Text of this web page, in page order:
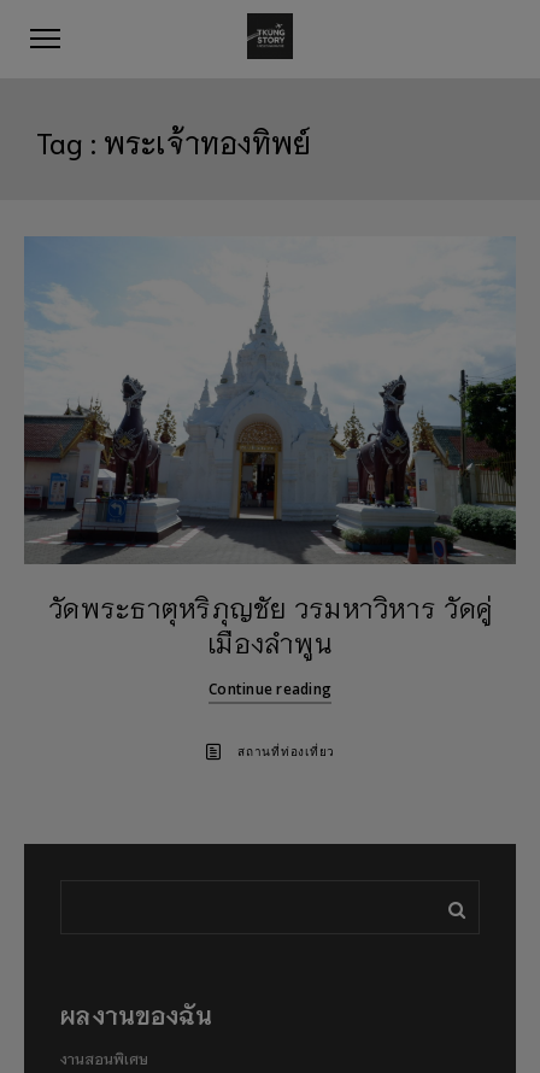
Tag : พระเจ้าทองทิพย์
วัดพระธาตุหริภุญชัย วรมหาวิหาร วัดคู่
เมืองลำพูน
Continue reading
สถานที่ท่องเที่ยว
ผลงานของฉัน
งานสอนพิเศษ